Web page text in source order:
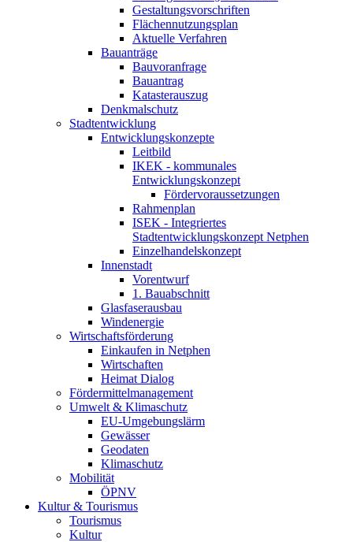
Gestaltungsvorschriften
Flächennutzungsplan
Aktuelle Verfahren
Bauanträge
Bauvoranfrage
Bauantrag
Katasterauszug
Denkmalschutz
Stadtentwicklung
Entwicklungskonzepte
Leitbild
IKEK - kommunales
Entwicklungskonzept
Fördervoraussetzungen
Rahmenplan
ISEK - Integriertes
Stadtentwicklungskonzept Netphen
Einzelhandelskonzept
Innenstadt
Vorentwurf
1. Bauabschnitt
Glasfaserausbau
Windenergie
Wirtschaftsförderung
Einkaufen in Netphen
Wirtschaften
Heimat Dialog
Fördermittelmanagement
Umwelt & Klimaschutz
EU-Umgebungslärm
Gewässer
Geodaten
Klimaschutz
Mobilität
ÖPNV
Kultur & Tourismus
Tourismus
Kultur